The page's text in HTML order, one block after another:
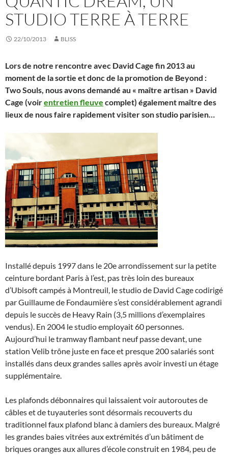
STUDIO TERRE À TERRE
22/10/2013 BLISS
Lors de notre rencontre avec David Cage fin 2013 au
moment de la sortie et donc de la promotion de Beyond :
Two Souls, nous avons demandé au « maître artisan » David
Cage (voirentretien fleuve complet) également maître des
lieux de nous faire rapidement visiter son studio parisien…
Installé depuis 1997 dans le 20e arrondissement sur la petite
ceinture bordant Paris à l’est, pas très loin des bureaux
d’Ubisoft campés à Montreuil, le studio de David Cage codirigé
par Guillaume de Fondaumière s’est considérablement agrandi
depuis le succès de Heavy Rain (3,5 millions d’exemplaires
vendus). En 2004 le studio employait 60 personnes.
Aujourd’hui le tramway flambant neuf passe devant, une
station Velib trône juste en face et presque 200 salariés sont
installés dans deux grandes salles après avoir investi un étage
supplémentaire.
Les plafonds débonnaires qui laissaient voir autoroutes de
câbles et de tuyauteries sont désormais recouverts du
traditionnel faux plafond blanc à damiers des bureaux. Malgré
les grandes baies vitrées aux extrémités d’un bâtiment de
briques oranges aux allures d’école construit en 1984, peu de